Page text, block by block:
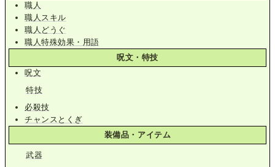
職人
職人スキル
職人どうぐ
職人特殊効果・用語
呪文・特技
呪文
特技
必殺技
チャンスとくぎ
装備品・アイテム
武器